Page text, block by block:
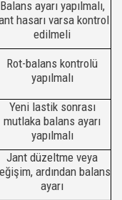
Balans ayarı yapılmalı,
hasarı varsa kontrol
edilmeli
Rot-balans kontrolü
yapılmalı
Yeni lastik sonrası
mutlaka balans ayarı
yapılmalı
Jant düzeltme veya
ardından balans
ayarı